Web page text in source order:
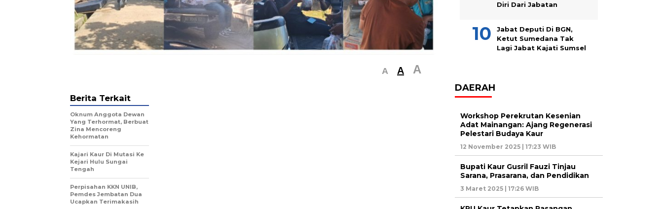
A A A
Berita Terkait
Oknum Anggota Dewan
Yang Terhormat, Berbuat
Zina Mencoreng
Kehormatan
Kajari Kaur Di Mutasi Ke
Kejari Hulu Sungai
Tengah
Perpisahan KKN UNIB,
Pemdes Jembatan Dua
Ucapkan Terimakasih
Diri Dari Jabatan
Jabat Deputi Di BGN,
Ketut Sumedana Tak
Lagi Jabat Kajati Sumsel
DAERAH
Workshop Perekrutan Kesenian
Adat Mainangan: Ajang Regenerasi
Pelestari Budaya Kaur
12 November 2025 | 17:23 WIB
Bupati Kaur Gusril Fauzi Tinjau
Sarana, Prasarana, dan Pendidikan
3 Maret 2025 | 17:26 WIB